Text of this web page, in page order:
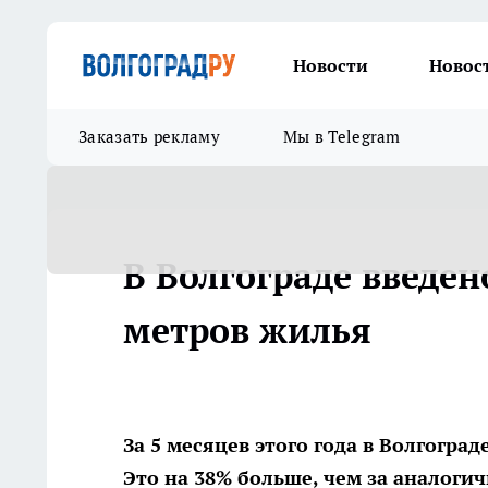
Новости
Заказать рекламу Мы в Telegram
В Волгограде
метров жилья
За 5 месяцев этого года в
Это на 38% больше, чем за